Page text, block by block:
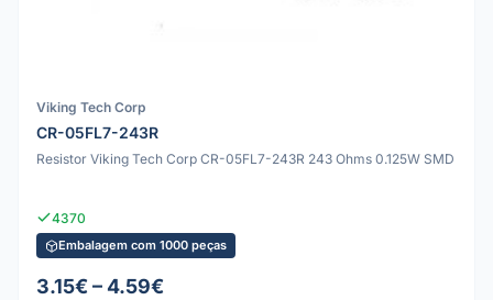
Viking Tech Corp
CR-05FL7-243R
Resistor Viking Tech Corp CR-05FL7-243R 243 Ohms 0.125W SMD
4370
Embalagem com 1000 peças
3.15€ – 4.59€